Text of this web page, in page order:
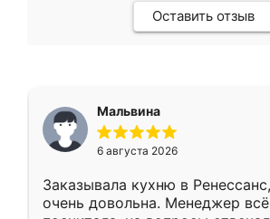
Оставить отзыв
Мальвина
6 августа 2026
Заказывала кухню в
очень довольна. Менеджер